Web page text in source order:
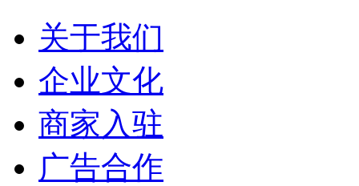
关于我们
企业文化
商家入驻
广告合作